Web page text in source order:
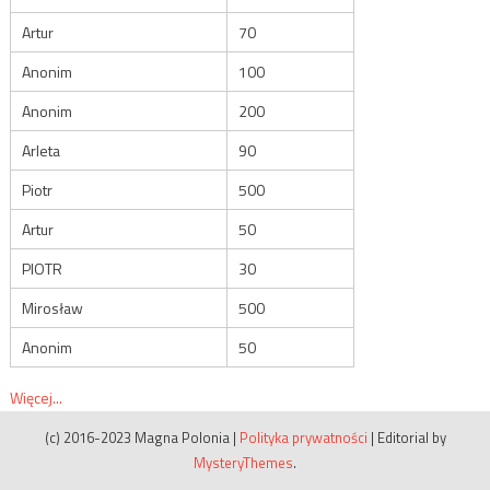
Artur
70
Anonim
100
Anonim
200
Arleta
90
Piotr
500
Artur
50
PIOTR
30
Mirosław
500
Anonim
50
Więcej...
(c) 2016-2023 Magna Polonia | Polityka prywatności | Editorial by
MysteryThemes.